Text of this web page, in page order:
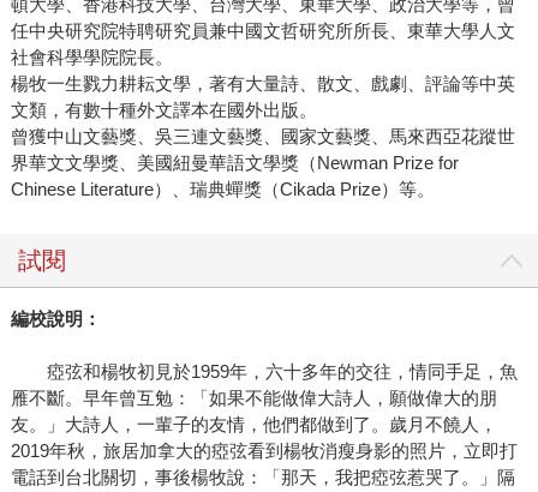
頓大學、香港科技大學、台灣大學、東華大學、政治大學等，曾
任中央研究院特聘研究員兼中國文哲研究所所長、東華大學人文
社會科學學院院長。
楊牧一生戮力耕耘文學，著有大量詩、散文、戲劇、評論等中英
文類，有數十種外文譯本在國外出版。
曾獲中山文藝獎、吳三連文藝獎、國家文藝獎、馬來西亞花蹤世
界華文文學獎、美國紐曼華語文學獎（Newman Prize for
Chinese Literature）、瑞典蟬獎（Cikada Prize）等。
試閱
編校說明：
瘂弦和楊牧初見於1959年，六十多年的交往，情同手足，魚
雁不斷。早年曾互勉：「如果不能做偉大詩人，願做偉大的朋
友。」大詩人，一輩子的友情，他們都做到了。歲月不饒人，
2019年秋，旅居加拿大的瘂弦看到楊牧消瘦身影的照片，立即打
電話到台北關切，事後楊牧說：「那天，我把瘂弦惹哭了。」隔